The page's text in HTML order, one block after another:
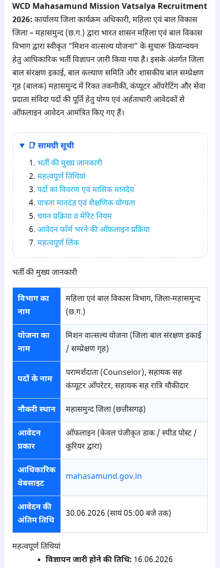
WCD Mahasamund Mission Vatsalya Recruitment
2026: कार्यालय जिला कार्यक्रम अधिकारी, महिला एवं बाल विकास
जिला – महासमुन्द (छ.ग.) द्वारा भारत शासन महिला एवं बाल विकास
विभाग द्वारा स्वीकृत “मिशन वात्सल्य योजना” के सुचारू क्रियान्वयन
हेतु आधिकारिक भर्ती विज्ञापन जारी किया गया है। इसके अंतर्गत जिला
बाल संरक्षण इकाई, बाल कल्याण समिति और शासकीय बाल सम्प्रेक्षण
गृह (बालक) महासमुन्द में रिक्त तकनीकी, कंप्यूटर ऑपरेटिंग और सेवा
प्रदाता संविदा पदों की पूर्ति हेतु योग्य एवं अर्हताधारी आवेदकों से
ऑफलाइन आवेदन आमंत्रित किए गए हैं।
📑 सामग्री सूची
भर्ती की मुख्य जानकारी
महत्वपूर्ण तिथियां
पदों का विवरण एवं मासिक मानदेय
पात्रता मानदंड एवं शैक्षणिक योग्यता
चयन प्रक्रिया व मेरिट नियम
आवेदन फॉर्म भरने की ऑफलाइन प्रक्रिया
महत्वपूर्ण लिंक
भर्ती की मुख्य जानकारी
विभाग का
नाम
महिला एवं बाल विकास विभाग, जिला-महासमुन्द
(छ.ग.)
योजना का
नाम
मिशन वात्सल्य योजना (जिला बाल संरक्षण इकाई
/ सम्प्रेक्षण गृह)
पदों के नाम
परामर्शदाता (Counselor), सहायक सह
कंप्यूटर ऑपरेटर, सहायक सह रात्रि चौकीदार
नौकरी स्थान महासमुन्द जिला (छत्तीसगढ़)
आवेदन
प्रकार
ऑफलाइन (केवल पंजीकृत डाक / स्पीड पोस्ट /
कूरियर द्वारा)
आधिकारिक
वेबसाइट
mahasamund.gov.in
आवेदन की
अंतिम तिथि
30.06.2026 (सायं 05:00 बजे तक)
महत्वपूर्ण तिथियां
विज्ञापन जारी होने की तिथि: 16.06.2026